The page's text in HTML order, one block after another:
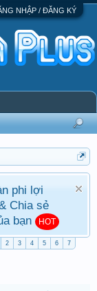
NHẬP / ĐĂNG KÝ
phi lợi
Chia sẻ
bạn
HOT
2 3 4 5 6 7